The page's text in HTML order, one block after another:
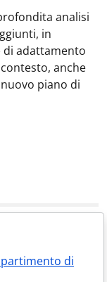
analisi
in
di adattamento
anche
piano di
di